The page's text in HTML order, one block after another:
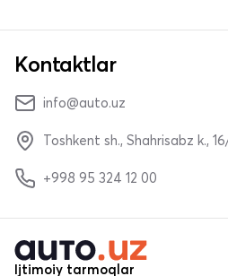
Kontaktlar
info@auto.uz
Toshkent sh., Shahrisabz k.,
+998 95 324 12 00
Ijtimoiy tarmoqlar